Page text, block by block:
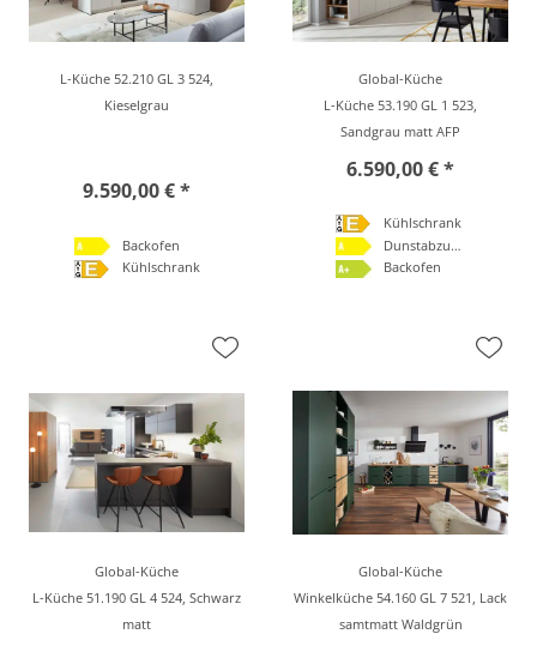
L-Küche 52.210 GL 3 524,
Kieselgrau
9.590,00 € *
Backofen
Kühlschrank
Global-Küche
L-Küche 53.190 GL 1 523,
Sandgrau matt AFP
6.590,00 € *
Kühlschrank
Dunstabzugshaube
Backofen
Global-Küche
L-Küche 51.190 GL 4 524, Schwarz
matt
Global-Küche
Winkelküche 54.160 GL 7 521, Lack
samtmatt Waldgrün